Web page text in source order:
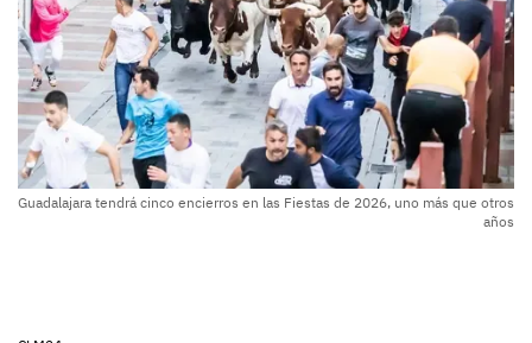
Guadalajara tendrá cinco encierros en las Fiestas de 2026, uno más que otros
años